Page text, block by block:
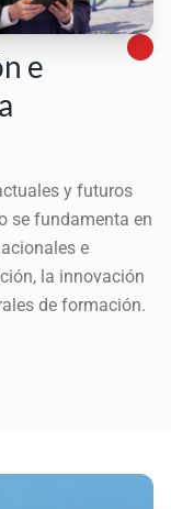
e
y futuros
se fundamenta en
e
la innovación
de formación.